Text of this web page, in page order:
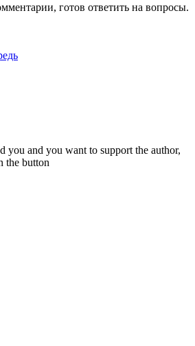
готов ответить на вопросы.
you and you want to support the author,
the button